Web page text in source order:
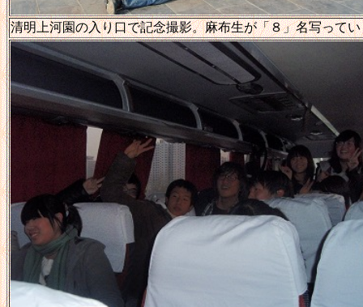
清明上河園の入り口で記念撮影。麻布生が「８」名写って